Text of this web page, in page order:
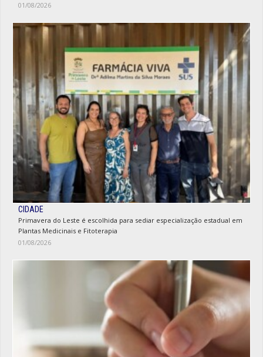
01/08/2026
CIDADE
Primavera do Leste é escolhida para sediar especialização estadual em
Plantas Medicinais e Fitoterapia
01/08/2026